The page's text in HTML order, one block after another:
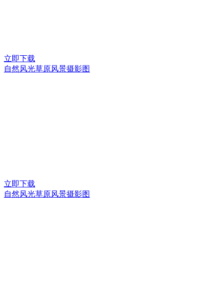
立即下载
自然风光草原风景摄影图
立即下载
自然风光草原风景摄影图